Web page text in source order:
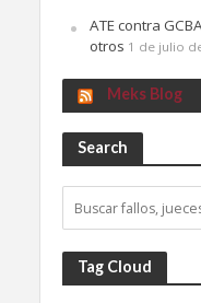
ATE contra
otros 1 de julio
Meks Blog
Search
Tag Cloud